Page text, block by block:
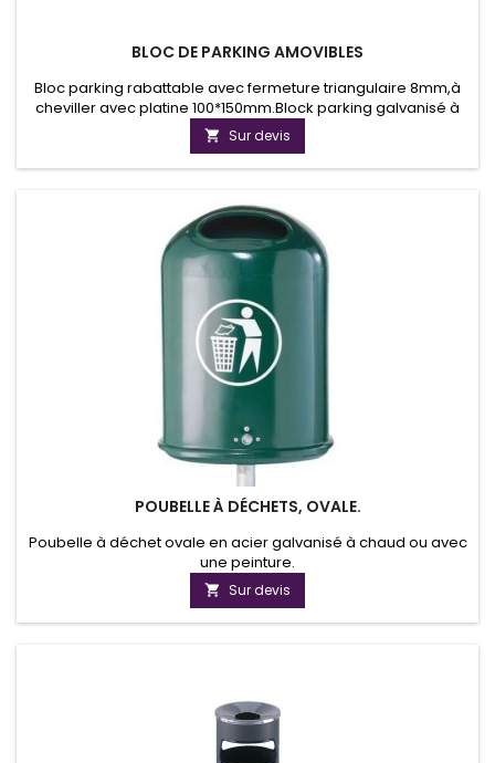
BLOC DE PARKING AMOVIBLES
Bloc parking rabattable avec fermeture triangulaire 8mm,à
cheviller avec platine 100*150mm.Block parking galvanisé à
chaud, sans peinture.
 Sur devis
POUBELLE À DÉCHETS, OVALE.
Poubelle à déchet ovale en acier galvanisé à chaud ou avec
une peinture.
 Sur devis